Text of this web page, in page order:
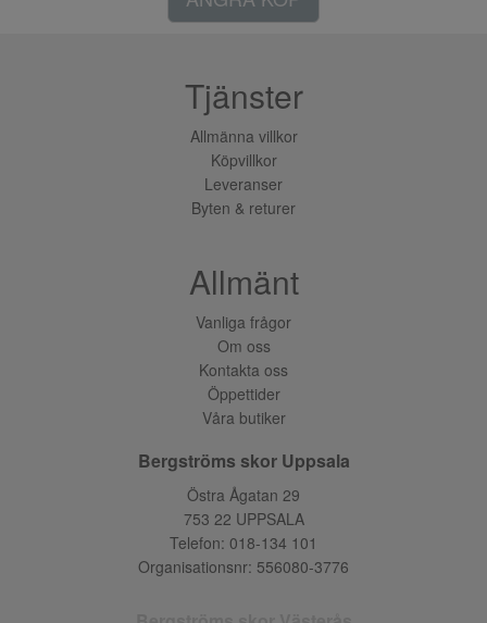
Tjänster
Allmänna villkor
Köpvillkor
Leveranser
Byten & returer
Allmänt
Vanliga frågor
Om oss
Kontakta oss
Öppettider
Våra butiker
Bergströms skor Uppsala
Östra Ågatan 29
753 22 UPPSALA
Telefon: 018-134 101
Organisationsnr: 556080-3776